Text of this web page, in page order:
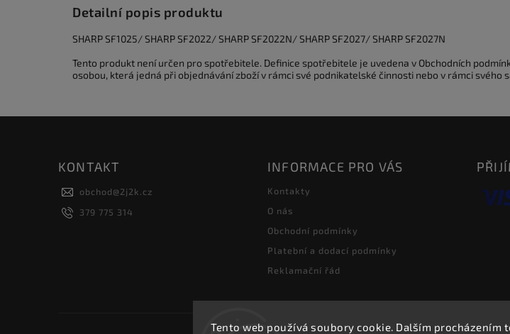
Tento web používá soubory cookie. Dalším procházením
Detailní popis produktu
SHARP SF1025/ SHARP SF2022/ SHARP SF2022N/ SHARP SF2027/ SHARP SF2027N
Tento produkt není určen pro spotřebitele. Definice spotřebitele je uvedena v Obchodních
osobou, která jedná při objednávání zboží v rámci své podnikatelské činnosti nebo v rámci svého
KONTAKT
obchod@2j2k.cz
379 775 314
INFORMACE PRO VÁS
Kontakty
O nás
Obchodní podmínky
Platební a dodací podmínky
Reklamační řád